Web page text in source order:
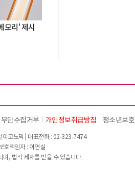
모리' 제시
단수집거부 개인정보취급방침 청소년보호
이코노믹 | 대표전화 : 02-323-7474
호책임자 : 이연실
며, 법적 제재를 받을 수 있습니다.